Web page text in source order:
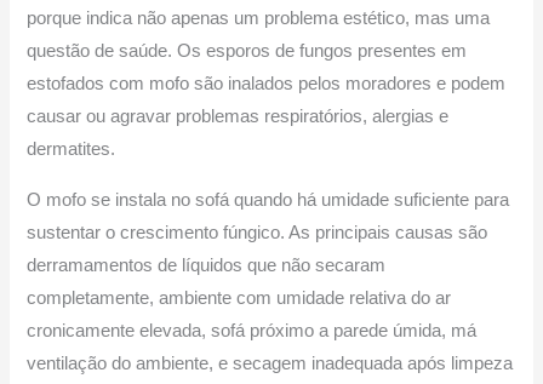
porque indica não apenas um problema estético, mas uma
questão de saúde. Os esporos de fungos presentes em
estofados com mofo são inalados pelos moradores e podem
causar ou agravar problemas respiratórios, alergias e
dermatites.
O mofo se instala no sofá quando há umidade suficiente para
sustentar o crescimento fúngico. As principais causas são
derramamentos de líquidos que não secaram
completamente, ambiente com umidade relativa do ar
cronicamente elevada, sofá próximo a parede úmida, má
ventilação do ambiente, e secagem inadequada após limpeza